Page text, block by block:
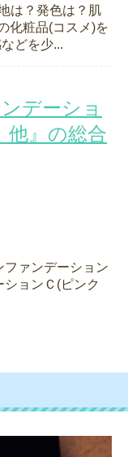
は？発色は？肌
化粧品(コスメ)を
どを少...
デーショ
他』の総合
ファンデーション
ョンＣ(ピンク